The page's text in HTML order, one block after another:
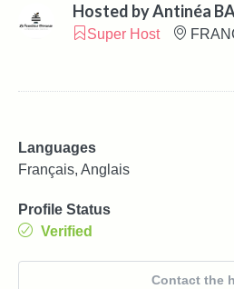
Hosted byAntinéa
Super Host
Languages
Français, Anglais
Profile Status
Verified
Contact the